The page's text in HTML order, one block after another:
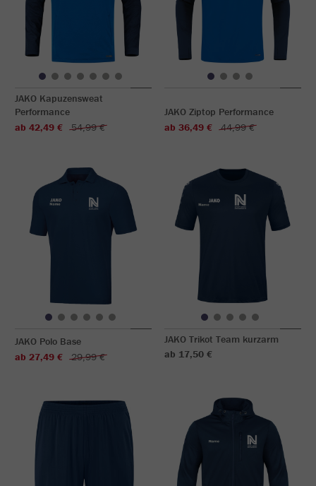
JAKO Kapuzensweat
Performance
ab 42,49 €
54,99 €
JAKO Ziptop Performance
ab 36,49 €
44,99 €
JAKO Polo Base
ab 27,49 €
29,99 €
JAKO Trikot Team kurzarm
ab 17,50 €